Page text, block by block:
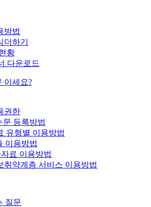
방법
더하기
황
다운로드
이세요?
권한
문 등록방법
유형별 이용방법
이용방법
료 이용방법
취약계층 서비스 이용방법
질문